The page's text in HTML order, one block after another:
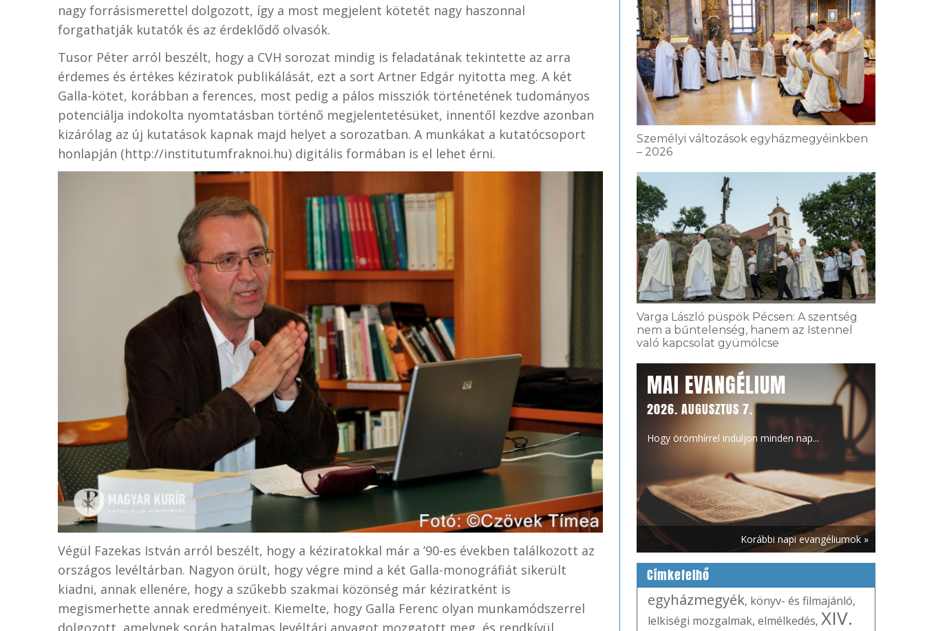
nagy forrásismerettel dolgozott, így a most megjelent kötetét nagy haszonnal
forgathatják kutatók és az érdeklődő olvasók.
Tusor Péter arról beszélt, hogy a CVH sorozat mindig is feladatának tekintette az arra
érdemes és értékes kéziratok publikálását, ezt a sort Artner Edgár nyitotta meg. A két
Galla-kötet, korábban a ferences, most pedig a pálos missziók történetének tudományos
potenciálja indokolta nyomtatásban történő megjelentetésüket, innentől kezdve azonban
kizárólag az új kutatások kapnak majd helyet a sorozatban. A munkákat a kutatócsoport
honlapján (http://institutumfraknoi.hu) digitális formában is el lehet érni.
Végül Fazekas István arról beszélt, hogy a kéziratokkal már a ’90-es években találkozott az
országos levéltárban. Nagyon örült, hogy végre mind a két Galla-monográfiát sikerült
kiadni, annak ellenére, hogy a szűkebb szakmai közönség már kéziratként is
megismerhette annak eredményeit. Kiemelte, hogy Galla Ferenc olyan munkamódszerrel
Személyi változások egyházmegyéinkben
– 2026
Varga László püspök Pécsen: A szentség
nem a bűntelenség, hanem az Istennel
való kapcsolat gyümölcse
MAI EVANGÉLIUM
2026. AUGUSZTUS 7.
Hogy örömhírrel induljon minden nap...
Korábbi napi evangéliumok »
Címkefelhő
egyházmegyék, könyv- és filmajánló,
lelkiségi mozgalmak, elmélkedés, XIV.